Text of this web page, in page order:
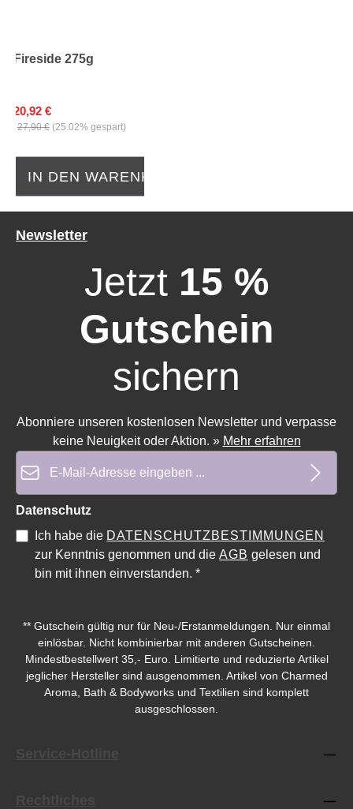
Fireside 275g
20,92 €
27,90 € (25.02% gespart)
IN DEN WARENKORB
Newsletter
Jetzt 15 %
Gutschein
sichern
Abonniere unseren kostenlosen Newsletter und verpasse
keine Neuigkeit oder Aktion. » Mehr erfahren
Datenschutz
Ich habe die DATENSCHUTZBESTIMMUNGEN
zur Kenntnis genommen und die AGB gelesen und
bin mit ihnen einverstanden. *
** Gutschein gültig nur für Neu-/Erstanmeldungen. Nur einmal
einlösbar. Nicht kombinierbar mit anderen Gutscheinen.
Mindestbestellwert 35,- Euro. Limitierte und reduzierte Artikel
jeglicher Hersteller sind ausgenommen. Artikel von Charmed
Aroma, Bath & Bodyworks und Textilien sind komplett
ausgeschlossen.